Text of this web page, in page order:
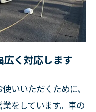
く対応します
いいただくために、
をしています。車の